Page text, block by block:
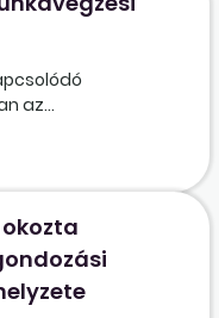
az...